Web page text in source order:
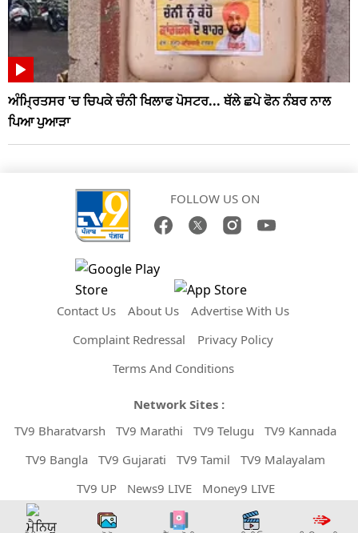
ਅੰਮ੍ਰਿਤਸਰ 'ਚ ਚਿਪਕੇ ਚੰਨੀ ਖਿਲਾਫ ਪੋਸਟਰ... ਥੱਲੇ ਛਪੇ ਫੋਨ ਨੰਬਰ ਨਾਲ
ਪਿਆ ਪੁਆੜਾ
FOLLOW US ON
Contact Us About Us
Advertise With Us
Complaint Redressal
Privacy Policy
Terms And Conditions
Network Sites :
TV9 Bharatvarsh
TV9 Marathi TV9 Telugu
TV9 Kannada
TV9 Bangla
TV9 Gujarati TV9 Tamil
TV9 Malayalam
TV9 UP
News9 LIVE Money9 LIVE
Copyright © 2026 TV9 Punjabi. All Rights Reserved.